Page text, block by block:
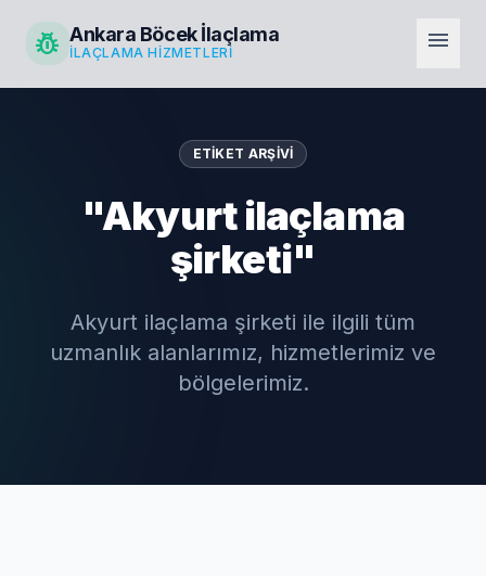
pest_control Ankara Böcek İlaçlama
İLAÇLAMA HIZMETLERI menu
ETIKET ARŞIVI
"Akyurt ilaçlama
şirketi"
Akyurt ilaçlama şirketi ile ilgili tüm
uzmanlık alanlarımız, hizmetlerimiz ve
bölgelerimiz.